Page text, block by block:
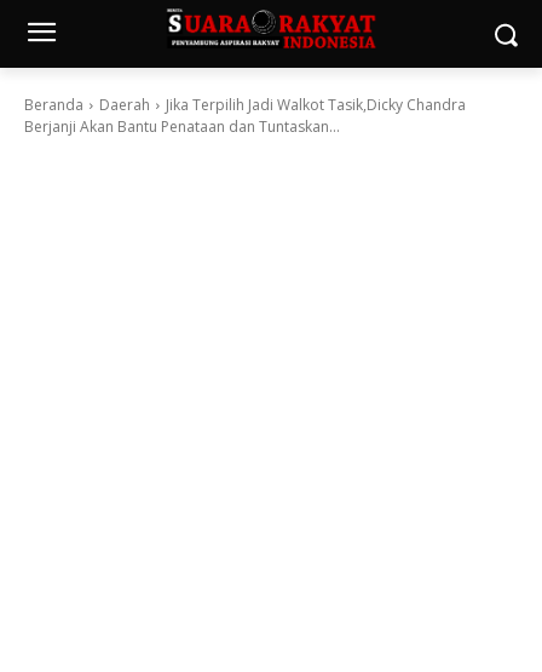
Beranda Daerah
Jika Terpilih Jadi Walkot Tasik,Dicky Chandra
Berjanji Akan Bantu Penataan dan Tuntaskan...